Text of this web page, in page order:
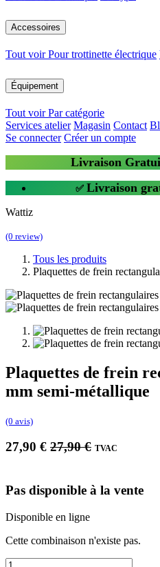
Accessoires
Tout voirPour trottinette électrique
Équipement
Tout voirPar catégorie
Services atelier Magasin Contact
Se connecter Créer un compte
Livraison
✅ Livraison
Wattiz
(0 review)
Tous les produits
Plaquettes de frein
Plaquettes de frein
mm semi-métallique
(0 avis)
27,90 € 27,90€ TVAC
Pas disponible à la vente
Disponible en ligne
Cette combinaison n'existe pas.